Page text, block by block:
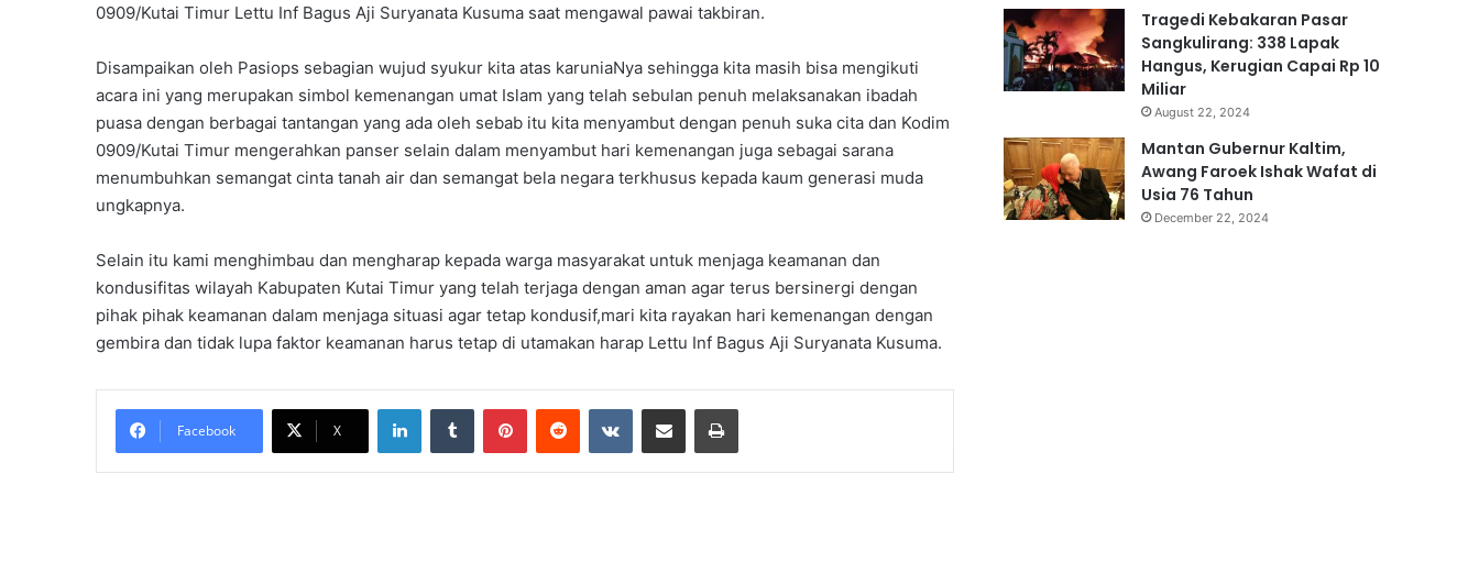
0909/Kutai Timur Lettu Inf Bagus Aji Suryanata Kusuma saat mengawal pawai takbiran.
Disampaikan oleh Pasiops sebagian wujud syukur kita atas karuniaNya sehingga kita masih bisa mengikuti
acara ini yang merupakan simbol kemenangan umat Islam yang telah sebulan penuh melaksanakan ibadah
puasa dengan berbagai tantangan yang ada oleh sebab itu kita menyambut dengan penuh suka cita dan Kodim
0909/Kutai Timur mengerahkan panser selain dalam menyambut hari kemenangan juga sebagai sarana
menumbuhkan semangat cinta tanah air dan semangat bela negara terkhusus kepada kaum generasi muda
ungkapnya.
Selain itu kami menghimbau dan mengharap kepada warga masyarakat untuk menjaga keamanan dan
kondusifitas wilayah Kabupaten Kutai Timur yang telah terjaga dengan aman agar terus bersinergi dengan
pihak pihak keamanan dalam menjaga situasi agar tetap kondusif,mari kita rayakan hari kemenangan dengan
gembira dan tidak lupa faktor keamanan harus tetap di utamakan harap Lettu Inf Bagus Aji Suryanata Kusuma.
Facebook X
LinkedInTumblr PinterestReddit VKontakteShare via Email Print
Tragedi Kebakaran Pasar
Sangkulirang: 338 Lapak
Hangus, Kerugian Capai Rp 10
Miliar
August 22, 2024
Mantan Gubernur Kaltim,
Awang Faroek Ishak Wafat di
Usia 76 Tahun
December 22, 2024